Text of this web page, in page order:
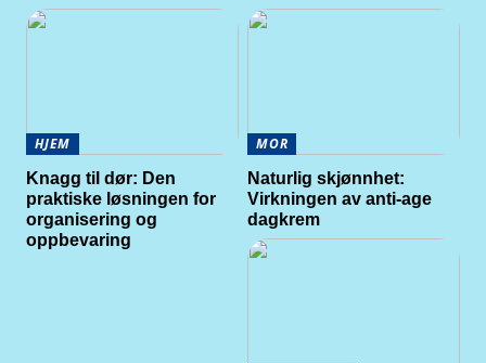
HJEM
Knagg til dør: Den
praktiske løsningen for
organisering og
oppbevaring
MOR
Naturlig skjønnhet:
Virkningen av anti-age
dagkrem